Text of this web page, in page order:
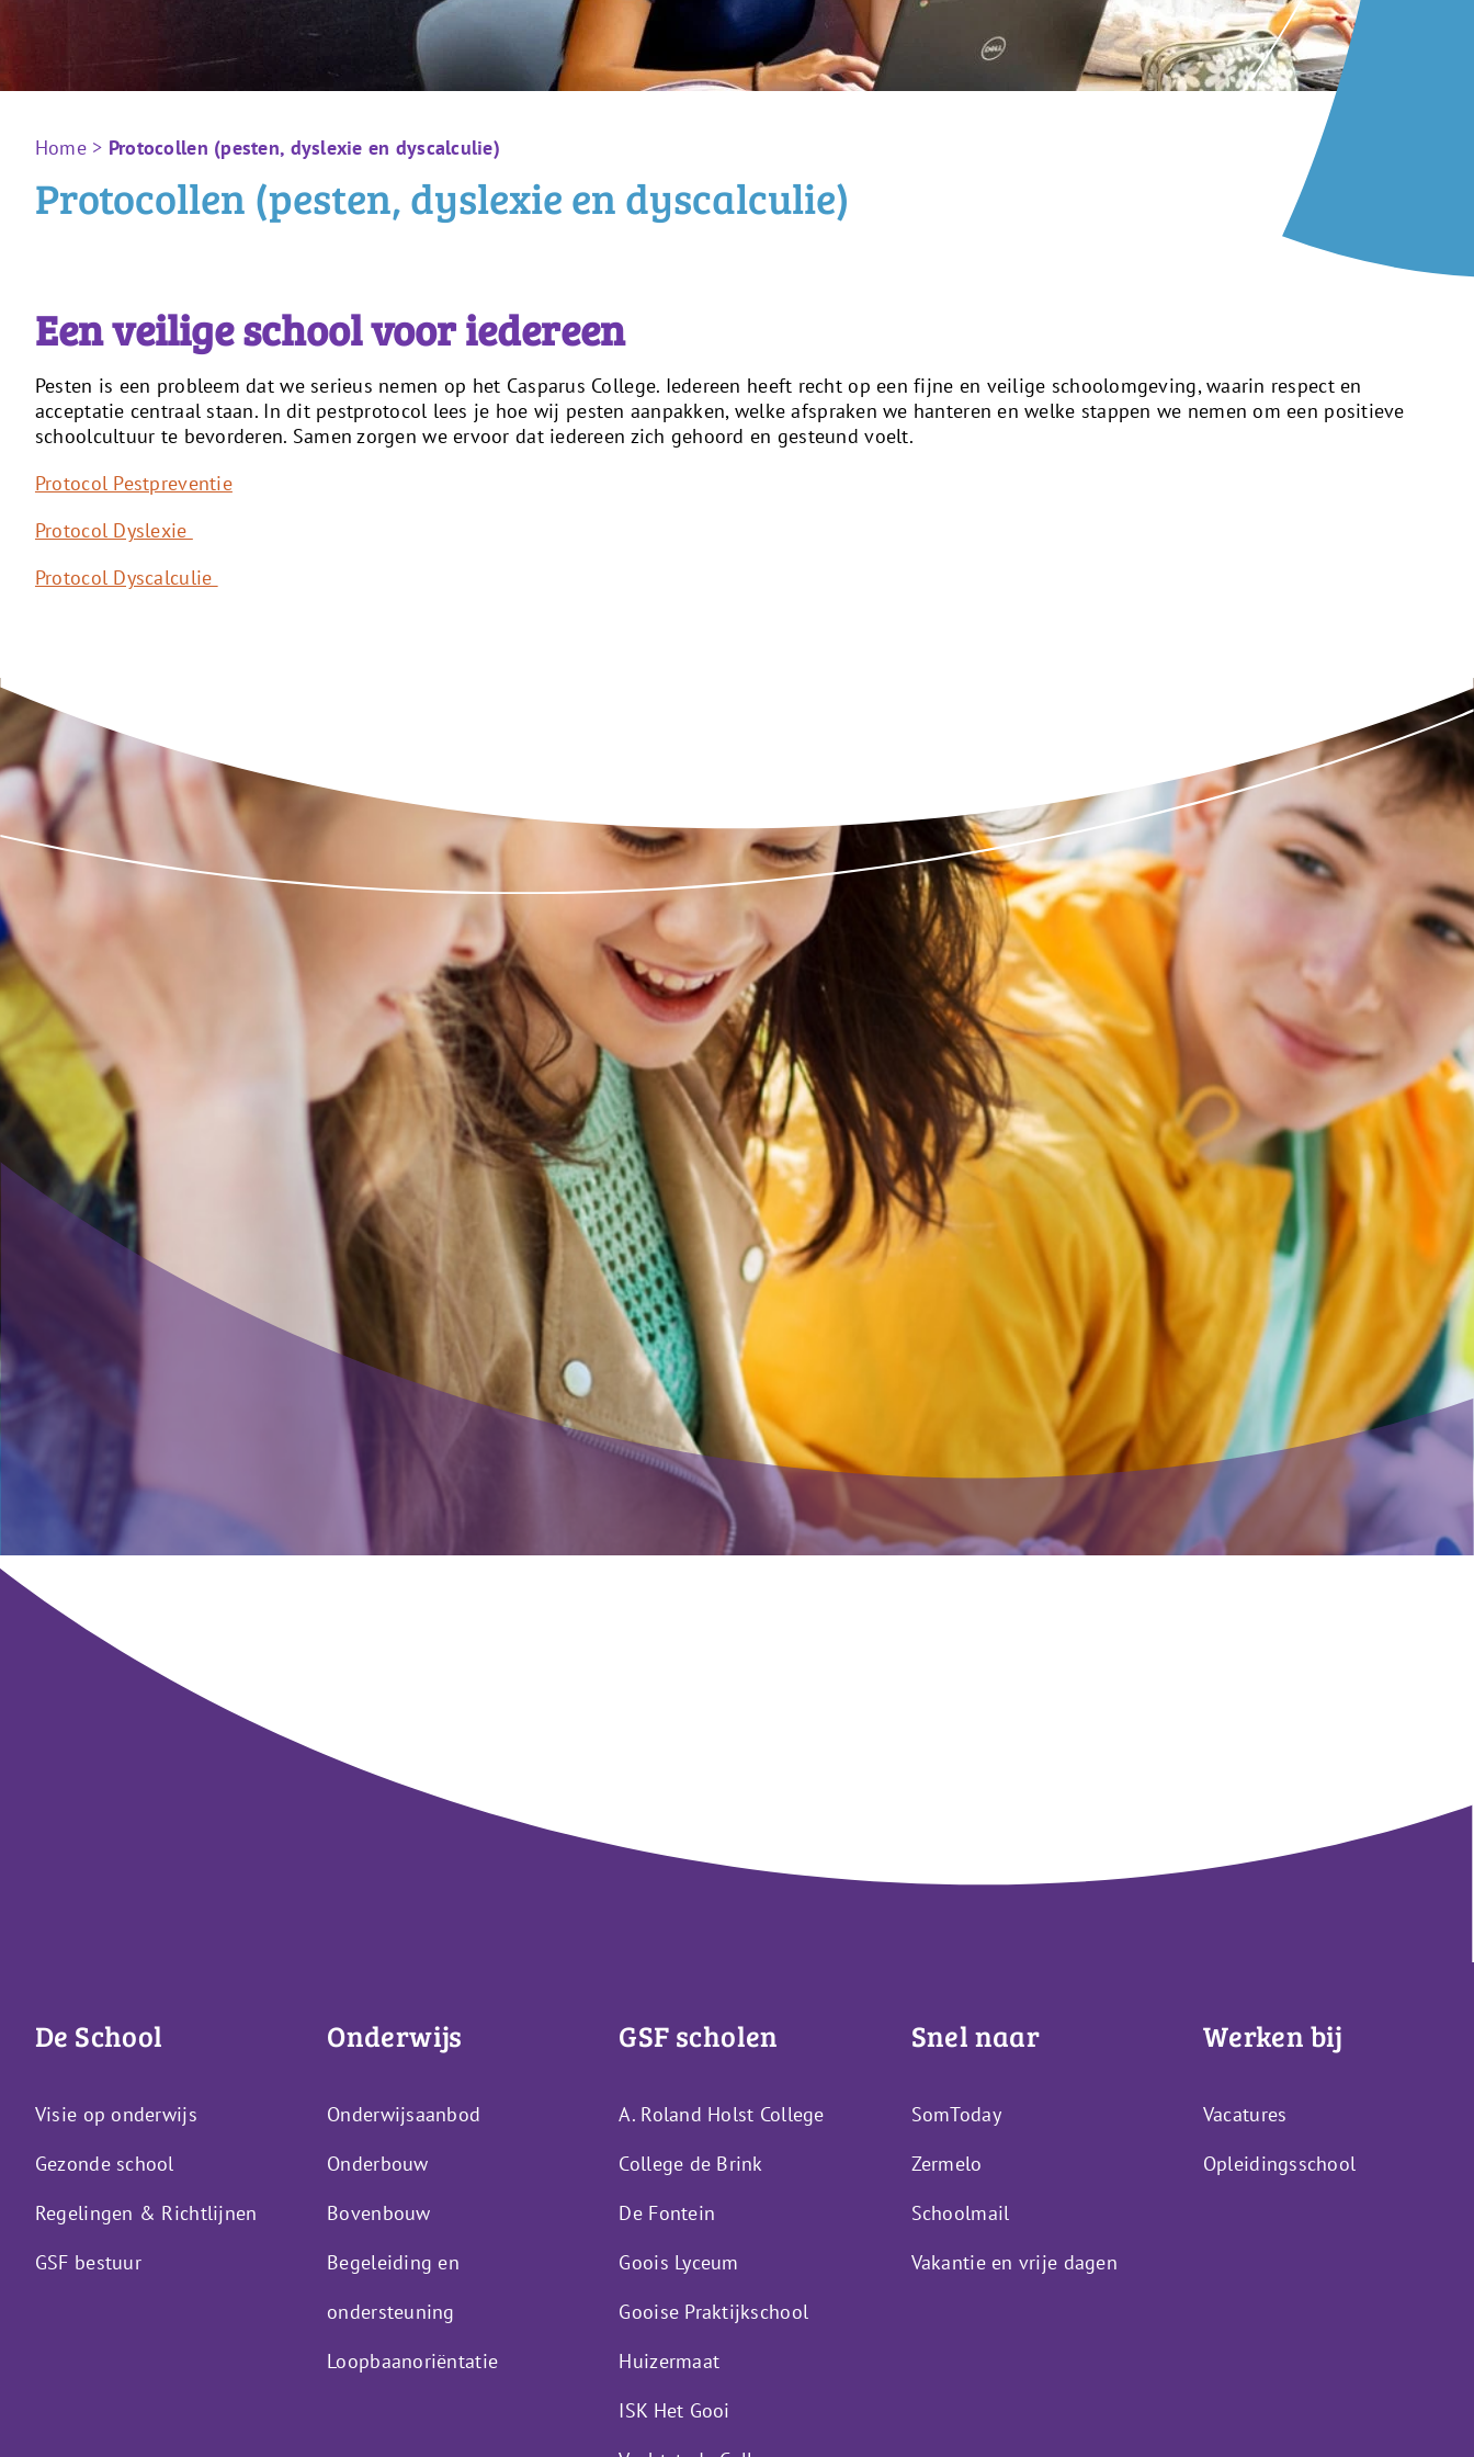
Home > Protocollen (pesten, dyslexie en dyscalculie)
Protocollen (pesten, dyslexie en dyscalculie)
Een veilige school voor iedereen
Pesten is een probleem dat we serieus nemen op het Casparus College. Iedereen heeft recht op een fijne en veilige schoolomgeving, waarin respect en
acceptatie centraal staan. In dit pestprotocol lees je hoe wij pesten aanpakken, welke afspraken we hanteren en welke stappen we nemen om een positieve
schoolcultuur te bevorderen. Samen zorgen we ervoor dat iedereen zich gehoord en gesteund voelt.
Protocol Pestpreventie
Protocol Dyslexie
Protocol Dyscalculie
De School
Visie op onderwijs
Gezonde school
Regelingen & Richtlijnen
GSF bestuur
Onderwijs
Onderwijsaanbod
Onderbouw
Bovenbouw
Begeleiding en
ondersteuning
Loopbaanoriëntatie
GSF scholen
A. Roland Holst College
College de Brink
De Fontein
Goois Lyceum
Gooise Praktijkschool
Huizermaat
ISK Het Gooi
Snel naar
SomToday
Zermelo
Schoolmail
Vakantie en vrije dagen
Werken bij
Vacatures
Opleidingsschool